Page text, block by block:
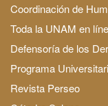
Coordinación de
Toda la UNAM en
Defensoría de los
Programa
Revista Perseo